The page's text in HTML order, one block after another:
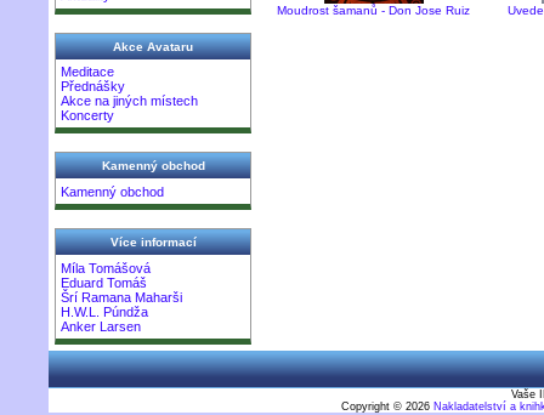
Akce Avataru
Meditace
Přednášky
Akce na jiných místech
Koncerty
Kamenný obchod
Kamenný obchod
Více informací
Míla Tomášová
Eduard Tomáš
Šrí Ramana Maharši
H.W.L. Púndža
Anker Larsen
Moudrost šamanů - Don Jose Ruiz
Vaše
Copyright © 2026 Nakladatelství a